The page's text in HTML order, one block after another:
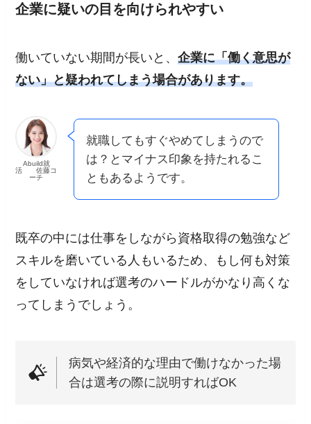
企業に疑いの目を向けられやすい
働いていない期間が長いと、企業に「働く意思が
ない」と疑われてしまう場合があります。
Abuild就
活 佐藤コ
ーチ
就職してもすぐやめてしまうので
は？とマイナス印象を持たれるこ
ともあるようです。
既卒の中には仕事をしながら資格取得の勉強など
スキルを磨いている人もいるため、もし何も対策
をしていなければ選考のハードルがかなり高くな
ってしまうでしょう。
病気や経済的な理由で働けなかった場
合は選考の際に説明すればOK